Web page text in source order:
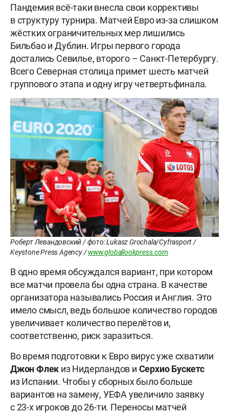
Пандемия всё-таки внесла свои коррективы
в структуру турнира. Матчей Евро из-за слишком
жёстких ограничительных мер лишились
Бильбао и Дублин. Игры первого города
достались Севилье, второго – Санкт-Петербургу.
Всего Северная столица примет шесть матчей
группового этапа и одну игру четвертьфинала.
Роберт Левандовский / фото: Lukasz Grochala/Cyfrasport /
Keystone Press Agency /www.globallookpress.com
В одно время обсуждался вариант, при котором
все матчи провела бы одна страна. В качестве
организатора назывались Россия и Англия. Это
имело смысл, ведь большое количество городов
увеличивает количество перелётов и,
соответственно, риск заразиться.
Во время подготовки к Евро вирус уже схватили
ДжонФлек из Нидерландов и СерхиоБускетс
из Испании. Чтобы у сборных было больше
вариантов на замену, УЕФА увеличило заявку
с 23-х игроков до 26-ти. Переносы матчей